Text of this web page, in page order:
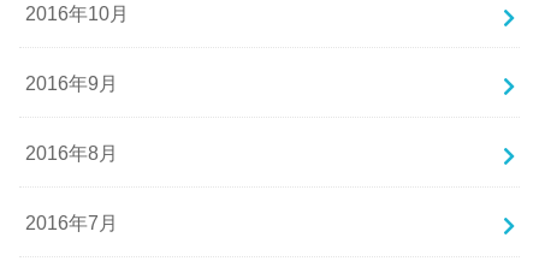
2016年10月
2016年9月
2016年8月
2016年7月